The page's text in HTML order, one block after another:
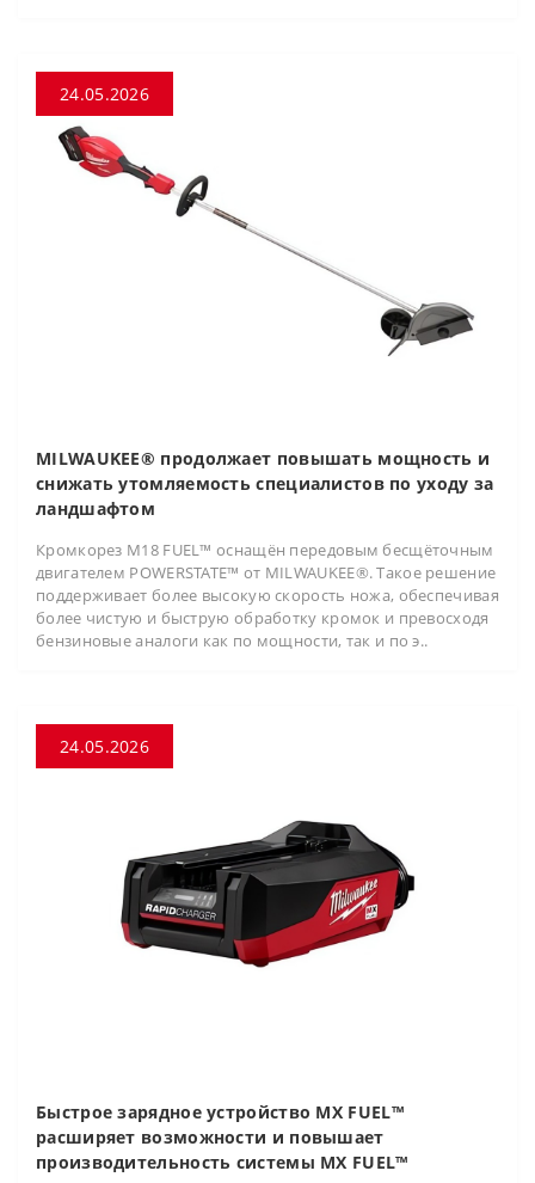
24.05.2026
MILWAUKEE® продолжает повышать мощность и
снижать утомляемость специалистов по уходу за
ландшафтом
Кромкорез M18 FUEL™ оснащён передовым бесщёточным
двигателем POWERSTATE™ от MILWAUKEE®. Такое решение
поддерживает более высокую скорость ножа, обеспечивая
более чистую и быструю обработку кромок и превосходя
бензиновые аналоги как по мощности, так и по э..
24.05.2026
Быстрое зарядное устройство MX FUEL™
расширяет возможности и повышает
производительность системы MX FUEL™